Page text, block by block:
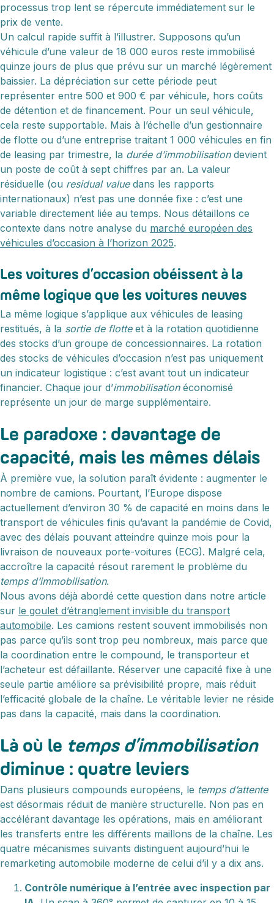
processus trop lent se répercute immédiatement sur le
prix de vente.
Un calcul rapide suffit à l’illustrer. Supposons qu’un
véhicule d’une valeur de 18 000 euros reste immobilisé
quinze jours de plus que prévu sur un marché légèrement
baissier. La dépréciation sur cette période peut
représenter entre 500 et 900 € par véhicule, hors coûts
de détention et de financement. Pour un seul véhicule,
cela reste supportable. Mais à l’échelle d’un gestionnaire
de flotte ou d’une entreprise traitant 1 000 véhicules en fin
de leasing par trimestre, la durée d’immobilisationdevient
un poste de coût à sept chiffres par an. La valeur
résiduelle (ou residual valuedans les rapports
internationaux) n’est pas une donnée fixe : c’est une
variable directement liée au temps. Nous détaillons ce
contexte dans notre analyse du marché européen des
véhicules d’occasion à l’horizon 2025.
Les voitures d’occasion obéissent à la
même logique que les voitures neuves
La même logique s’applique aux véhicules de leasing
restitués, à la sortie de flotteet à la rotation quotidienne
des stocks d’un groupe de concessionnaires. La rotation
des stocks de véhicules d’occasion n’est pas uniquement
un indicateur logistique : c’est avant tout un indicateur
financier. Chaque jour d’immobilisationéconomisé
représente un jour de marge supplémentaire.
Le paradoxe : davantage de
capacité, mais les mêmes délais
À première vue, la solution paraît évidente : augmenter le
nombre de camions. Pourtant, l’Europe dispose
actuellement d’environ 30 % de capacité en moins dans le
transport de véhicules finis qu’avant la pandémie de Covid,
avec des délais pouvant atteindre quinze mois pour la
livraison de nouveaux porte-voitures (ECG). Malgré cela,
accroître la capacité résout rarement le problème du
temps d’immobilisation.
Nous avons déjà abordé cette question dans notre article
sur le goulet d’étranglement invisible du transport
automobile. Les camions restent souvent immobilisés non
pas parce qu’ils sont trop peu nombreux, mais parce que
la coordination entre le compound, le transporteur et
l’acheteur est défaillante. Réserver une capacité fixe à une
seule partie améliore sa prévisibilité propre, mais réduit
l’efficacité globale de la chaîne. Le véritable levier ne réside
pas dans la capacité, mais dans la coordination.
Là où le temps d’immobilisation
diminue : quatre leviers
Dans plusieurs compounds européens, le temps d’attente
est désormais réduit de manière structurelle. Non pas en
accélérant davantage les opérations, mais en améliorant
les transferts entre les différents maillons de la chaîne. Les
quatre mécanismes suivants distinguent aujourd’hui le
remarketing automobile moderne de celui d’il y a dix ans.
Contrôle numérique à l’entrée avec inspection par